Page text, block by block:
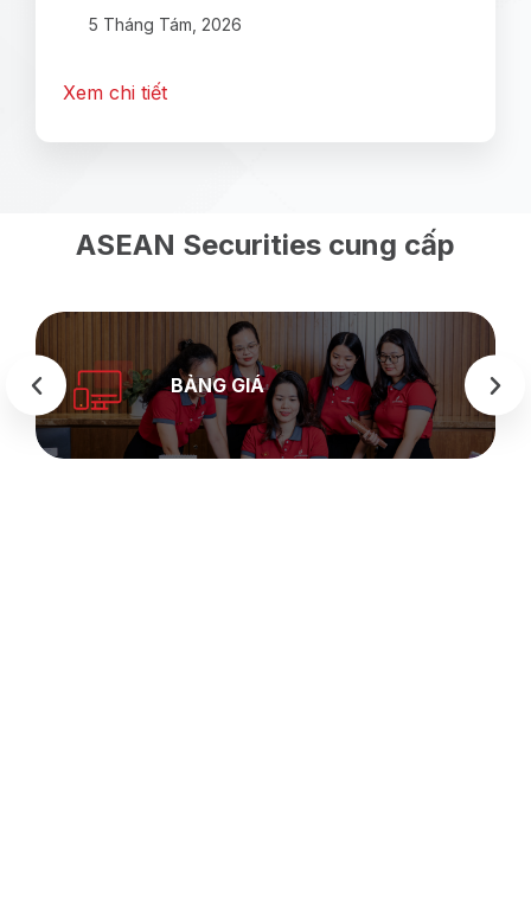
5 Tháng Tám, 2026
Xem chi tiết
ASEAN Securities cung cấp
BẢNG GIÁ